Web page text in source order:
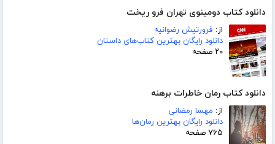
دانلود کتاب دومینوی تهران فرو ریخت
از: فرورتیش رضوانیه
دانلود رایگان بهترین کتاب‌های داستان
۲۰ صفحه
دانلود کتاب رمان خاطرات برهنه
از: مهسا رمضانی
دانلود رایگان بهترین رمان‌ها
۷۶۵ صفحه